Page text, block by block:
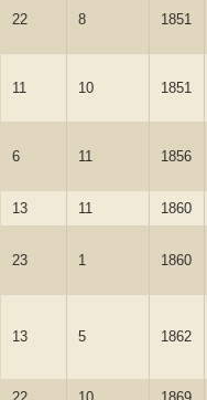
22 8 1851
11 10 1851
6 11 1856
13 11 1860
23 1 1860
13 5 1862